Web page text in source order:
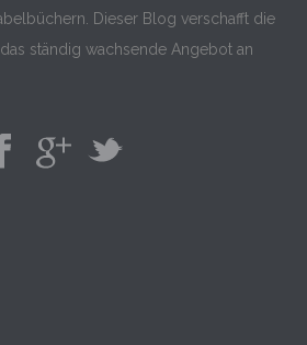
Dieser Blog verschafft die
ständig wachsende Angebot an